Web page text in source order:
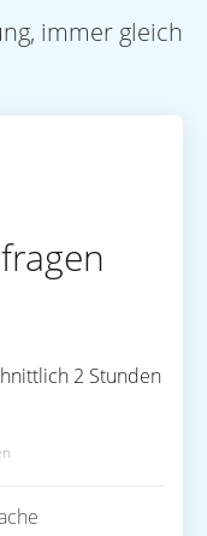
immer gleich
2 Stunden